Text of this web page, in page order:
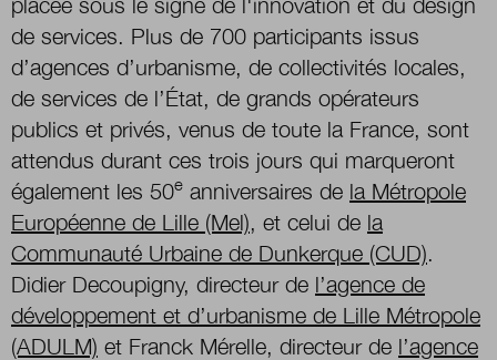
Nous suivre sur Twittersur LinkedIn
sur
de services. Plus de 700 participants issus
d’agences d’urbanisme, de collectivités locales,
de services de l’État, de grands opérateurs
publics et privés, venus de toute la France, sont
attendus durant ces trois jours qui marqueront
également les 50e anniversaires de la Métropole
Européenne de Lille (Mel), et celui de la
Communauté Urbaine de Dunkerque (CUD).
Didier Decoupigny, directeur de l’agence de
développement et d’urbanisme de Lille Métropole
(ADULM) et Franck Mérelle, directeur de l’agence